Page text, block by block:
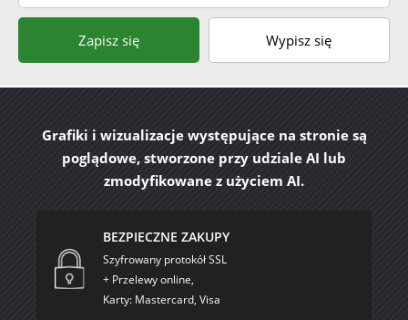
Zapisz się Wypisz się
Grafiki i wizualizacje występujące na stronie są
poglądowe, stworzone przy udziale AI lub
zmodyfikowane z użyciem AI.
BEZPIECZNE ZAKUPY
Szyfrowany protokół SSL
+ Przelewy online,
Karty: Mastercard, Visa